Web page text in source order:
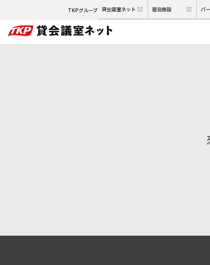
TKPグループ 貸会議室ネット 宿泊施設 パ